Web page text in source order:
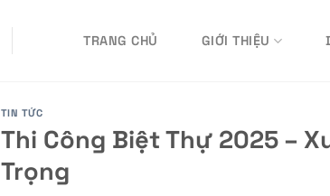
TRANG CHỦ GIỚI THIỆU
TIN TỨC
Thi Công Biệt Thự 2025 –
Trọng